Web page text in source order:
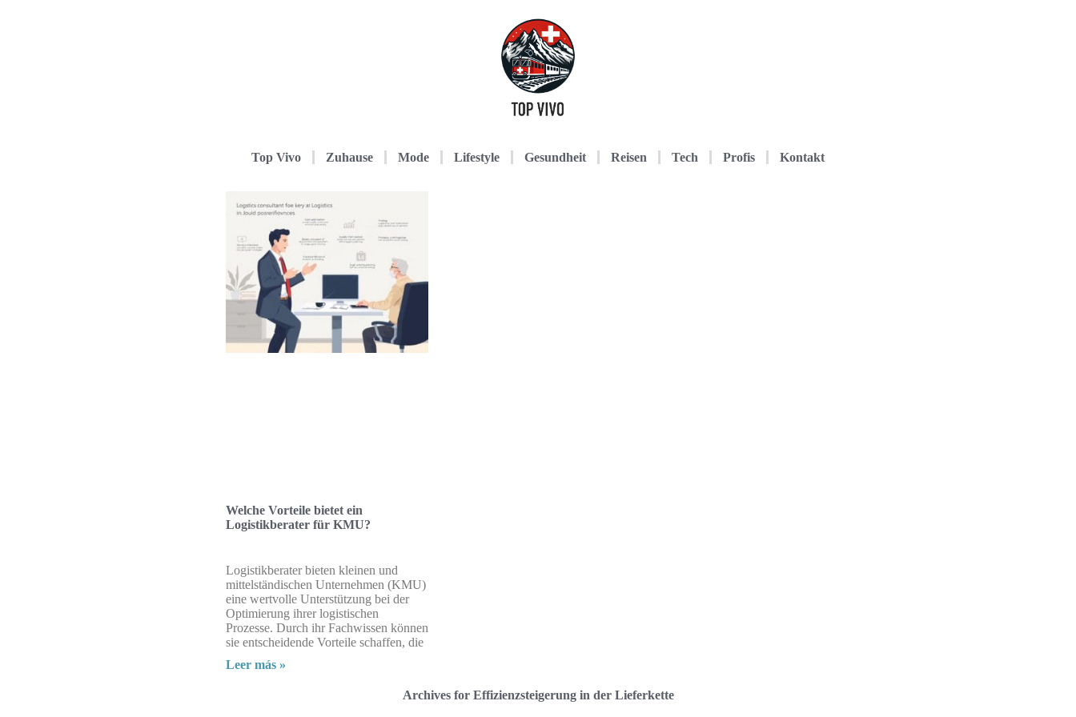
Top Vivo Zuhause Mode Lifestyle Gesundheit Reisen Tech Profis Kontakt
Welche Vorteile bietet ein
Logistikberater für KMU?
Logistikberater bieten kleinen und
mittelständischen Unternehmen (KMU)
eine wertvolle Unterstützung bei der
Optimierung ihrer logistischen
Prozesse. Durch ihr Fachwissen können
sie entscheidende Vorteile schaffen, die
Leer más »
Archives for Effizienzsteigerung in der Lieferkette